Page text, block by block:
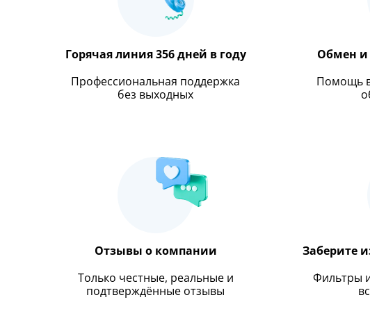
Горячая линия 356 дней в году
Профессиональная поддержка
без выходных
Обмен и
Помощь в
Отзывы о компании
Только честные, реальные и
подтверждённые отзывы
Заберите
Фильтры